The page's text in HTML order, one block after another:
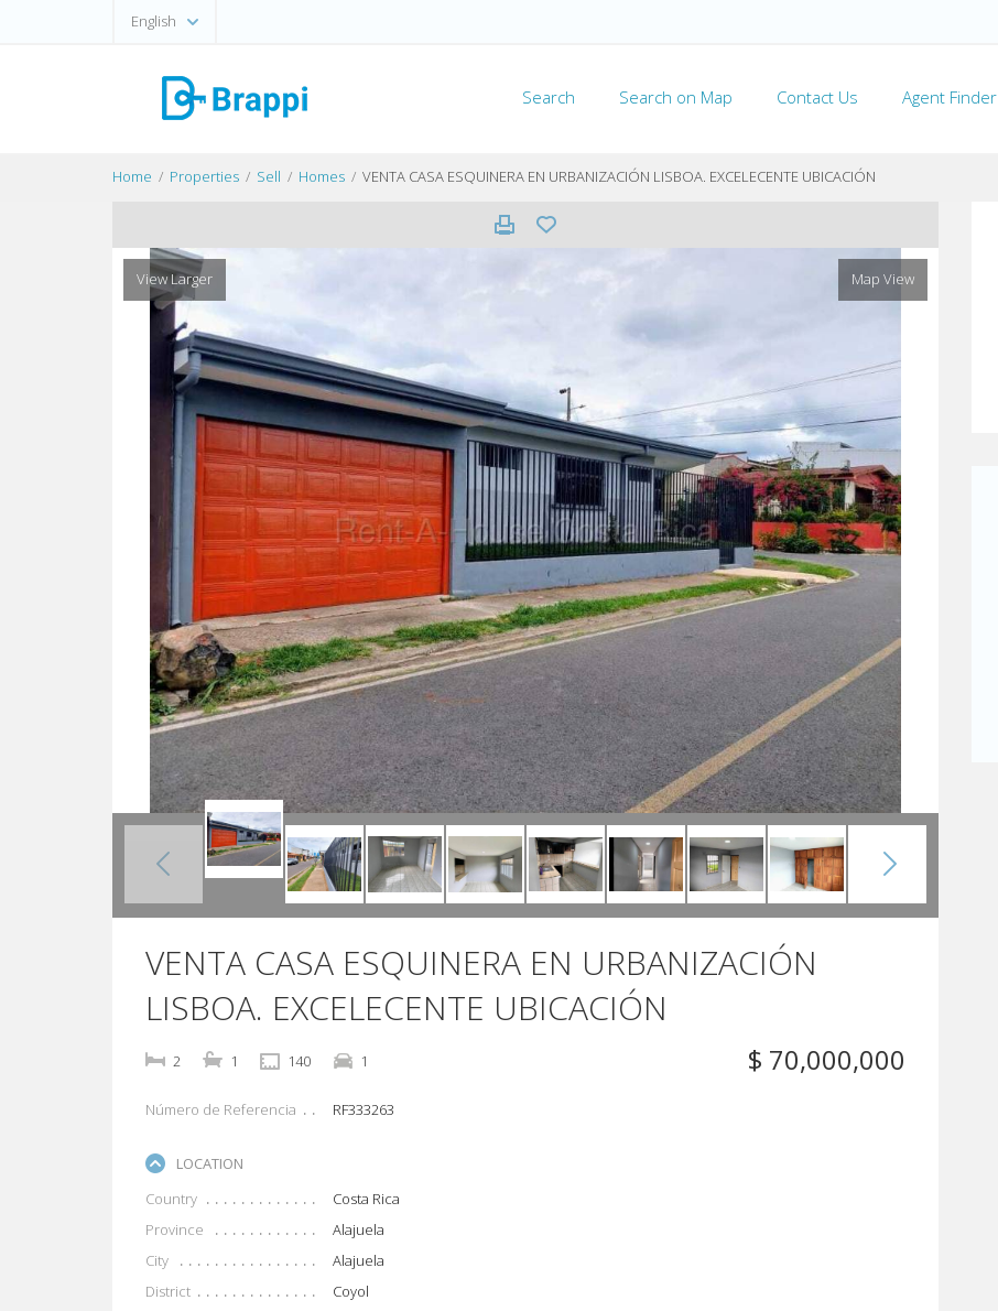
English
Search Search on Map Contact Us Agent Finder
Home Properties Sell Homes VENTA CASA ESQUINERA EN URBANIZACIÓN LISBOA. EXCELECENTE UBICACIÓN
View Larger Map View
VENTA CASA ESQUINERA EN URBANIZACIÓN
LISBOA. EXCELECENTE UBICACIÓN
$ 70,000,000
2 1 140 1
Número de Referencia RF333263
LOCATION
Country
Costa Rica
Province
Alajuela
City
Alajuela
District
Coyol